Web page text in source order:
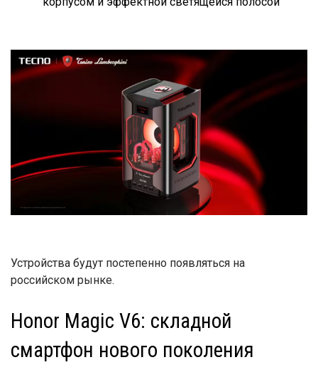
Устройства будут постепенно появляться на
российском рынке.
Honor Magic V6: складной
смартфон нового поколения